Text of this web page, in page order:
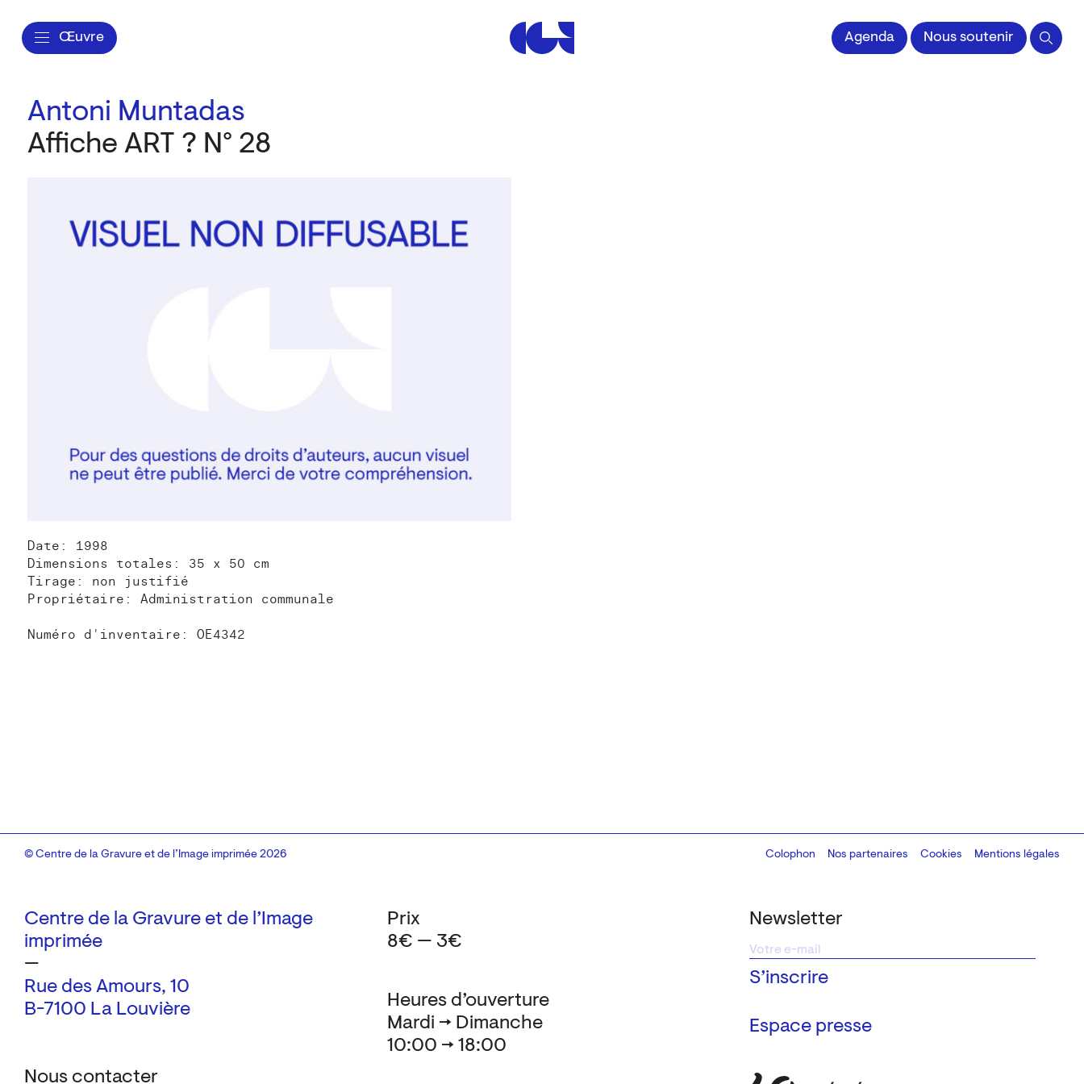
Œuvre Centre de la Gravure et de l'Image impriméeAgenda Nous soutenir
Antoni Muntadas
Affiche ART ? N° 28
Date: 1998
Dimensions totales: 35 x 50 cm
Tirage: non justifié
Propriétaire: Administration communale
Numéro d'inventaire: OE4342
Centre de la Gravure et de l’Image
imprimée
—
Rue des Amours, 10
B-7100 La Louvière
Nous contacter
Newsletter
Espace presse
Heures d’ouverture
Mardi → Dimanche
10:00 → 18:00
Prix
8€ — 3€
© Centre de la Gravure et de l’Image imprimée 2026 Colophon
Design:Marcel Kaczmarek, code:8080.studio
Nos partenaires Cookies Mentions légales